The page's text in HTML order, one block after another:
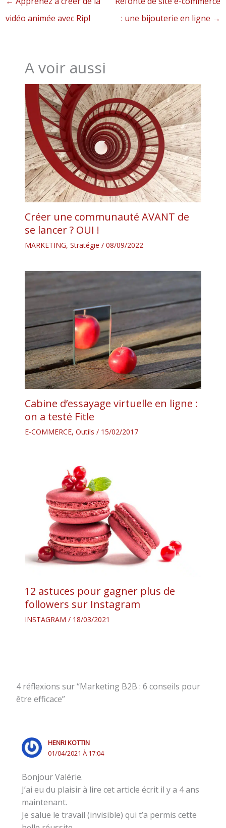
vidéo animée avec Ripl
: une bijouterie en ligne →
A voir aussi
Créer une communauté AVANT de
se lancer ? OUI !
MARKETING, Stratégie / 08/09/2022
Cabine d’essayage virtuelle en ligne :
on a testé Fitle
E-COMMERCE, Outils / 15/02/2017
12 astuces pour gagner plus de
followers sur Instagram
INSTAGRAM / 18/03/2021
4 réflexions sur “Marketing B2B : 6 conseils pour
être efficace”
HENRI KOTTIN
01/04/2021 À 17:04
Bonjour Valérie.
J’ai eu du plaisir à lire cet article écrit il y a 4 ans
maintenant.
Je salue le travail (invisible) qui t’a permis cette